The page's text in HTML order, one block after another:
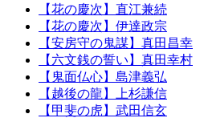
【花の慶次】直江兼続
【花の慶次】伊達政宗
【安房守の鬼謀】真田昌幸
【六文銭の誓い】真田幸村
【鬼面仏心】島津義弘
【越後の龍】上杉謙信
【甲斐の虎】武田信玄